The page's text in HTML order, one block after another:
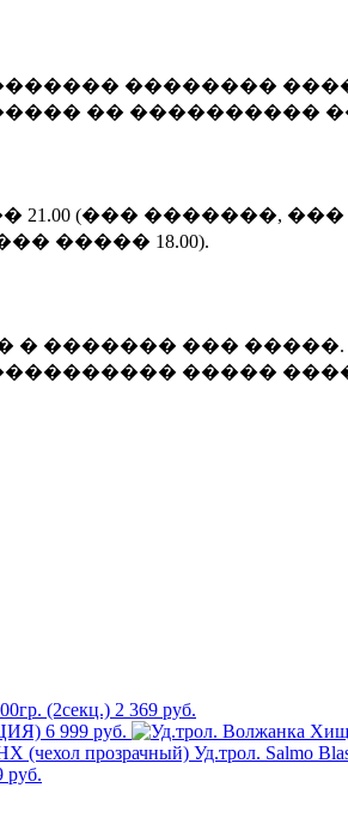
��������
�� ����������
(��� �������,
����� 18.00).
������� ���
�����
(2секц.) 2 369 руб.
6 999 руб.
Уд.трол. Salmo
руб.